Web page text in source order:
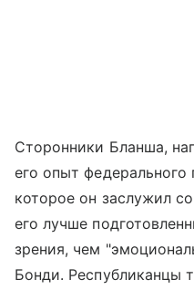
Сторонники Бланша,
его опыт
которое он заслужил
его лучше
зрения, чем
Бонди. Республиканцы